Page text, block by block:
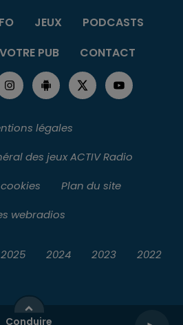
Conduire
JEUX
PODCASTS
VOTRE PUB CONTACT
légales
des jeux ACTIV Radio
Plan du site
webradios
2025 2024 2023 2022